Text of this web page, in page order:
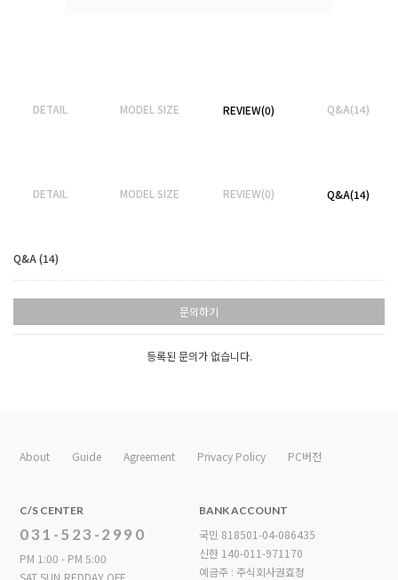
DETAIL MODEL SIZE REVIEW(0) Q&A(14)
DETAIL MODEL SIZE REVIEW(0) Q&A(14)
Q&A (14)
문의하기
등록된 문의가 없습니다.
About Guide Agreement Privacy Policy PC버전
C/S CENTER
031-523-2990
PM 1:00 - PM 5:00
SAT,SUN,REDDAY OFF
BANK ACCOUNT
국민 818501-04-086435
신한 140-011-971170
예금주 : 주식회사권효정